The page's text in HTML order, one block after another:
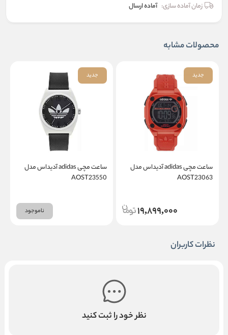
زمان آماده سازی: آماده ارسال
محصولات مشابه
جدید
ساعت مچی adidas آدیداس مدل
AOST23063
19,899,000
جدید
ساعت مچی adidas آدیداس مدل
AOST23550
ناموجود
نظرات کاربران
نظر خود را ثبت کنید